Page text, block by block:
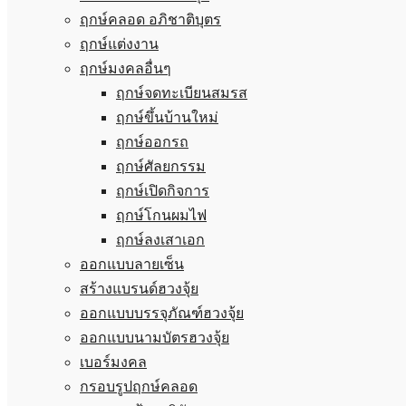
ฤกษ์คลอด อภิชาติบุตร
ฤกษ์แต่งงาน
ฤกษ์มงคลอื่นๆ
ฤกษ์จดทะเบียนสมรส
ฤกษ์ขึ้นบ้านใหม่
ฤกษ์ออกรถ
ฤกษ์ศัลยกรรม
ฤกษ์เปิดกิจการ
ฤกษ์โกนผมไฟ
ฤกษ์ลงเสาเอก
ออกแบบลายเซ็น
สร้างแบรนด์ฮวงจุ้ย
ออกแบบบรรจุภัณฑ์ฮวงจุ้ย
ออกแบบนามบัตรฮวงจุ้ย
เบอร์มงคล
กรอบรูปฤกษ์คลอด